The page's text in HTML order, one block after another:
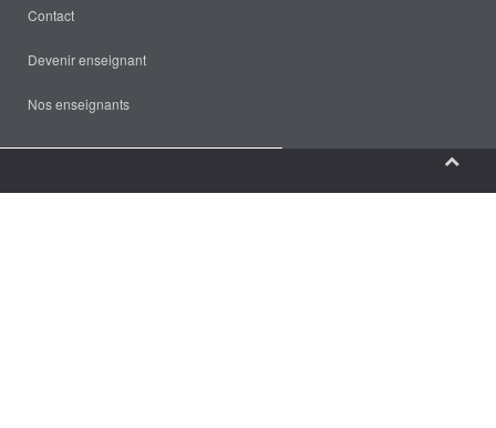
Contact
Devenir enseignant
Nos enseignants